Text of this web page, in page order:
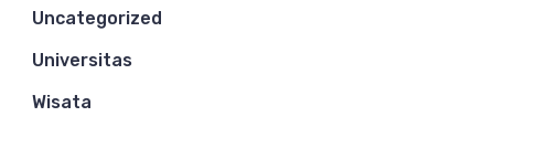
Uncategorized
Universitas
Wisata